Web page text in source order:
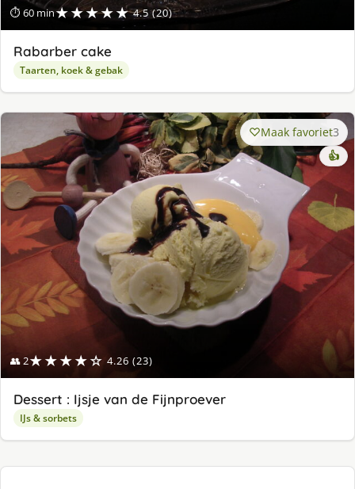
⏱ 60 min★★★★★ 4.5 (20)
Rabarber cake
Taarten, koek & gebak
👥 2★★★★☆ 4.26 (23)
Maak favoriet3
👍
Dessert : Ijsje van de Fijnproever
IJs & sorbets